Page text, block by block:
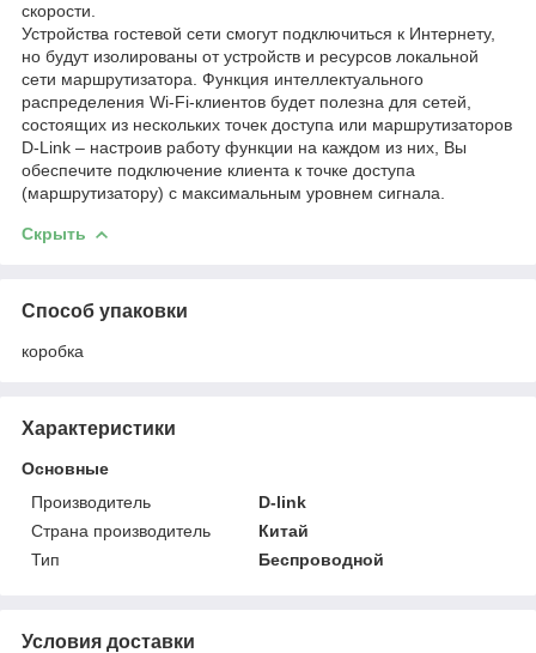
скорости.
Устройства гостевой сети смогут подключиться к Интернету,
но будут изолированы от устройств и ресурсов локальной
сети маршрутизатора. Функция интеллектуального
распределения Wi-Fi-клиентов будет полезна для сетей,
состоящих из нескольких точек доступа или маршрутизаторов
D-Link – настроив работу функции на каждом из них, Вы
обеспечите подключение клиента к точке доступа
(маршрутизатору) с максимальным уровнем сигнала.
Скрыть
Способ упаковки
коробка
Характеристики
Основные
Производитель
D-link
Страна производитель
Китай
Тип
Беспроводной
Условия доставки